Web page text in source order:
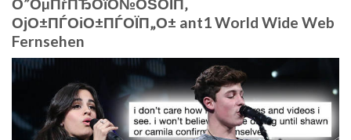
ОјО±ПЃОіО±ПЃОЇП„О± ant1 World Wide Web
Fernsehen